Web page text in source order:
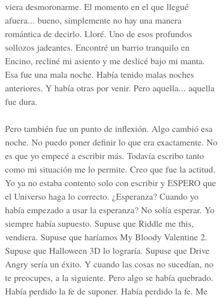
viera desmoronarme. El momento en el que llegué
afuera... bueno, simplemente no hay una manera
romántica de decirlo. Lloré. Uno de esos profundos
sollozos jadeantes. Encontré un barrio tranquilo en
Encino, recliné mi asiento y me deslicé bajo mi manta.
Esa fue una mala noche. Había tenido malas noches
anteriores. Y había otras por venir. Pero aquella... aquella
fue dura.
Pero también fue un punto de inflexión. Algo cambió esa
noche. No puedo poner definir lo que era exactamente. No
es que yo empecé a escribir más. Todavía escribo tanto
como mi situación me lo permite. Creo que fue la actitud.
Yo ya no estaba contento solo con escribir y ESPERO que
el Universo haga lo correcto. ¿Esperanza? Cuando yo
había empezado a usar la esperanza? No solía esperar. Yo
siempre había supuesto. Supuse que Riddle me this,
vendiera. Supuse que haríamos My Bloody Valentine 2.
Supuse que Halloween 3D lo lograría. Supuse que Drive
Angry sería un éxito. Y cuando las cosas no sucedían, no
te preocupes, a la siguiente. Pero algo se había quebrado.
Había perdido la fe de suponer. Había perdido la fe. Me